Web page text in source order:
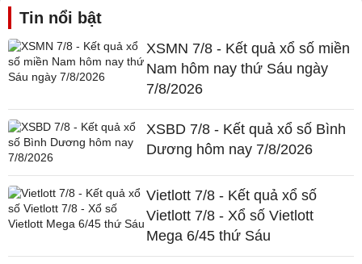
Tin nổi bật
XSMN 7/8 - Kết quả xổ số miền
Nam hôm nay thứ Sáu ngày
7/8/2026
XSBD 7/8 - Kết quả xổ số Bình
Dương hôm nay 7/8/2026
Vietlott 7/8 - Kết quả xổ số
Vietlott 7/8 - Xổ số Vietlott
Mega 6/45 thứ Sáu